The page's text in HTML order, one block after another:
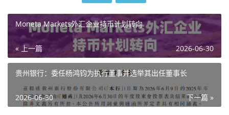
Moneta Markets外汇企业持币计划转向
« 上一篇 2026-06-30
贵州银行：委任杨鸿钧为执行董事并选举其出任董事长
下一篇 »
2026-06-30